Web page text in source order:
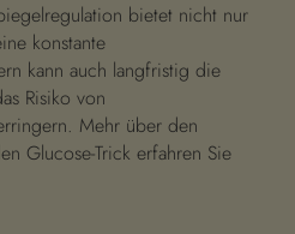
bietet nicht nur
konstante
kann auch langfristig die
Risiko von
Mehr über den
Glucose-Trick erfahren Sie